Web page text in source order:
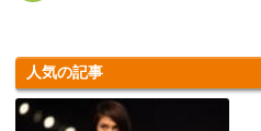
人気の記事